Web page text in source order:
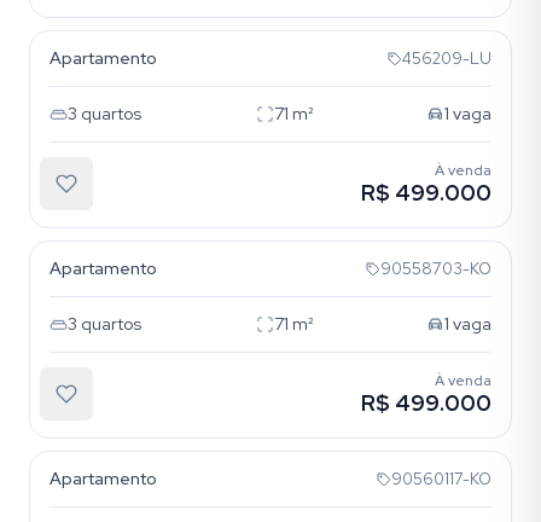
Apartamento 456209-LU
3 quartos 71 m² 1 vaga
À venda
R$ 499.000
Apartamento 90558703-KO
3 quartos 71 m² 1 vaga
À venda
R$ 499.000
Apartamento 90560117-KO